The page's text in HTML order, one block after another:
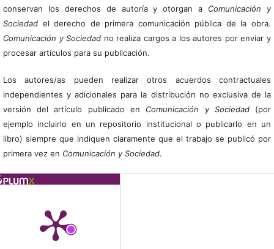
conservan los derechos de autoría y otorgan a Comunicación y
Sociedadel derecho de primera comunicación pública de la obra.
Comunicación y Sociedad no realiza cargos a los autores por enviar y
procesar artículos para su publicación.
Los autores/as pueden realizar otros acuerdos contractuales
independientes y adicionales para la distribución no exclusiva de la
versión del artículo publicado en Comunicación y Sociedad(por
ejemplo incluirlo en un repositorio institucional o publicarlo en un
libro) siempre que indiquen claramente que el trabajo se publicó por
primera vez en Comunicación y Sociedad.